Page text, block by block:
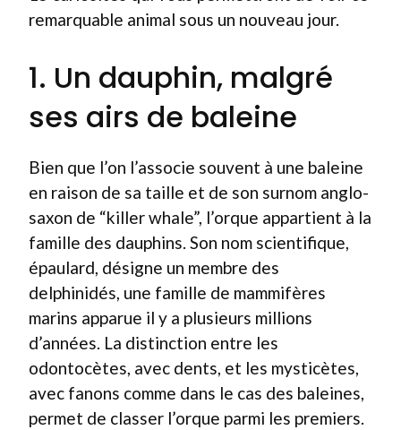
remarquable animal sous un nouveau jour.
1. Un dauphin, malgré
ses airs de baleine
Bien que l’on l’associe souvent à une baleine
en raison de sa taille et de son surnom anglo-
saxon de “killer whale”, l’orque appartient à la
famille des dauphins. Son nom scientifique,
épaulard, désigne un membre des
delphinidés, une famille de mammifères
marins apparue il y a plusieurs millions
d’années. La distinction entre les
odontocètes, avec dents, et les mysticètes,
avec fanons comme dans le cas des baleines,
permet de classer l’orque parmi les premiers.